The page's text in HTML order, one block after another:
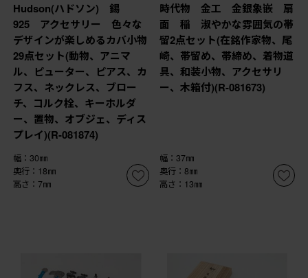
Hudson(ハドソン) 錫
925 アクセサリー 色々な
デザインが楽しめるカバ小物
29点セット(動物、アニマ
ル、ピューター、ピアス、カ
フス、ネックレス、ブロー
チ、コルク栓、キーホルダ
ー、置物、オブジェ、ディス
プレイ)(R-081874)
幅：30㎜
奥行：18㎜
高さ：7㎜
時代物 金工 金銀象嵌 扇
面 稲 淑やかな雰囲気の帯
留2点セット(在銘作家物、尾
崎、帯留め、帯締め、着物道
具、和装小物、アクセサリ
ー、木箱付)(R-081673)
幅：37㎜
奥行：8㎜
高さ：13㎜